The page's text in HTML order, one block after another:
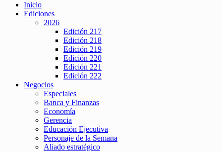
Inicio
Ediciones
2026
Edición 217
Edición 218
Edición 219
Edición 220
Edición 221
Edición 222
Negocios
Especiales
Banca y Finanzas
Economía
Gerencia
Educación Ejecutiva
Personaje de la Semana
Aliado estratégico